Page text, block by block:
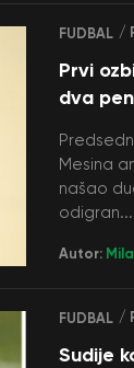
FUDBAL /
Prvi
dva
Mesina
našao
odigran...
Autor:
FUDBAL /
Sudije